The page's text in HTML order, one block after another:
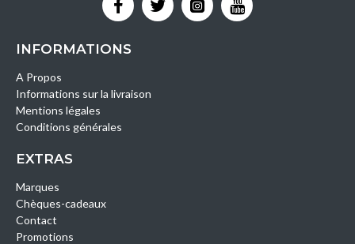
INFORMATIONS
A Propos
Informations sur la livraison
Mentions légales
Conditions générales
EXTRAS
Marques
Chèques-cadeaux
Contact
Promotions